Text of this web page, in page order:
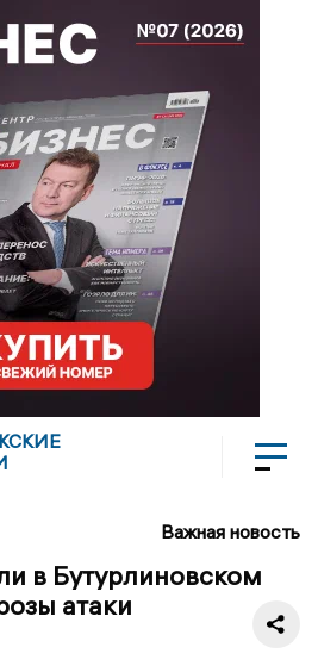
Важная новость
в Бутурлиновском
атаки